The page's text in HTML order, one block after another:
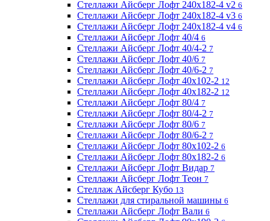
Стеллажи Айсберг Лофт 240х182-4 v2 6
Стеллажи Айсберг Лофт 240х182-4 v3 6
Стеллажи Айсберг Лофт 240х182-4 v4 6
Стеллажи Айсберг Лофт 40/4 6
Стеллажи Айсберг Лофт 40/4-2 7
Стеллажи Айсберг Лофт 40/6 7
Стеллажи Айсберг Лофт 40/6-2 7
Стеллажи Айсберг Лофт 40х102-2 12
Стеллажи Айсберг Лофт 40х182-2 12
Стеллажи Айсберг Лофт 80/4 7
Стеллажи Айсберг Лофт 80/4-2 7
Стеллажи Айсберг Лофт 80/6 7
Стеллажи Айсберг Лофт 80/6-2 7
Стеллажи Айсберг Лофт 80х102-2 6
Стеллажи Айсберг Лофт 80х182-2 6
Стеллажи Айсберг Лофт Видар 7
Стеллажи Айсберг Лофт Теон 7
Стеллаж Айсберг Кубо 13
Стеллажи для стиральной машины 6
Стеллажи Айсберг Лофт Вали 6